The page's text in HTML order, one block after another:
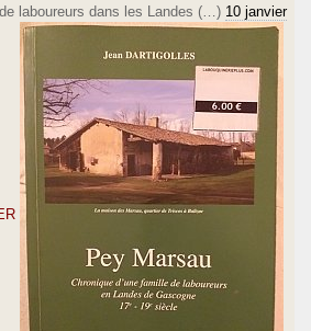
laboureurs dans les Landes (…) 10 janvier